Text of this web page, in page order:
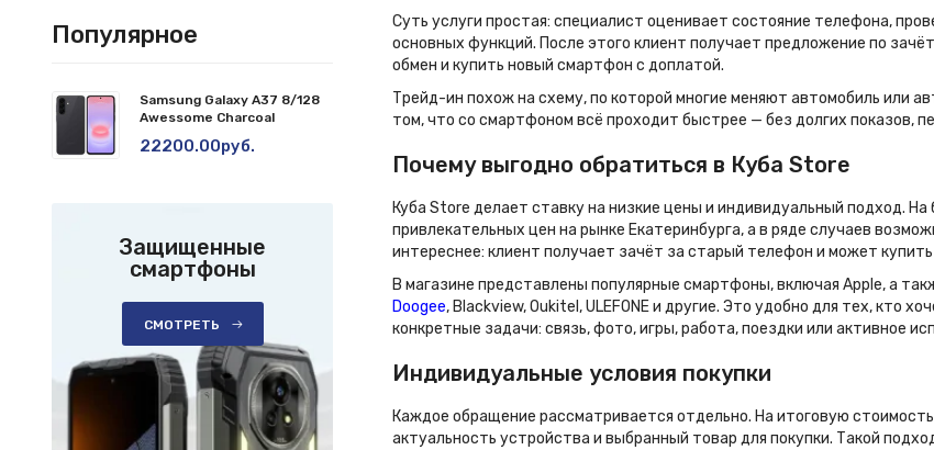
Суть услуги простая: специалист оценивает состояние телефона,
основных функций. После этого клиент получает предложение по
обмен и купить новый смартфон с доплатой.
Трейд-ин похож на схему, по которой многие меняют автомобиль или
том, что со смартфоном всё проходит быстрее — без долгих показов,
Почему выгодно обратиться в Куба Store
Куба Store делает ставку на низкие цены и индивидуальный подход.
привлекательных цен на рынке Екатеринбурга, а в ряде случаев
интереснее: клиент получает зачёт за старый телефон и может
В магазине представлены популярные смартфоны, включая Apple, а
Doogee, Blackview, Oukitel, ULEFONE и другие. Это удобно для тех, кто
конкретные задачи: связь, фото, игры, работа, поездки или активное
Индивидуальные условия покупки
Каждое обращение рассматривается отдельно. На итоговую
актуальность устройства и выбранный товар для покупки. Такой
Популярное
Samsung Galaxy A37 8/128
Awessome Charcoal
22200.00руб.
Защищенные
смартфоны
СМОТРЕТЬ